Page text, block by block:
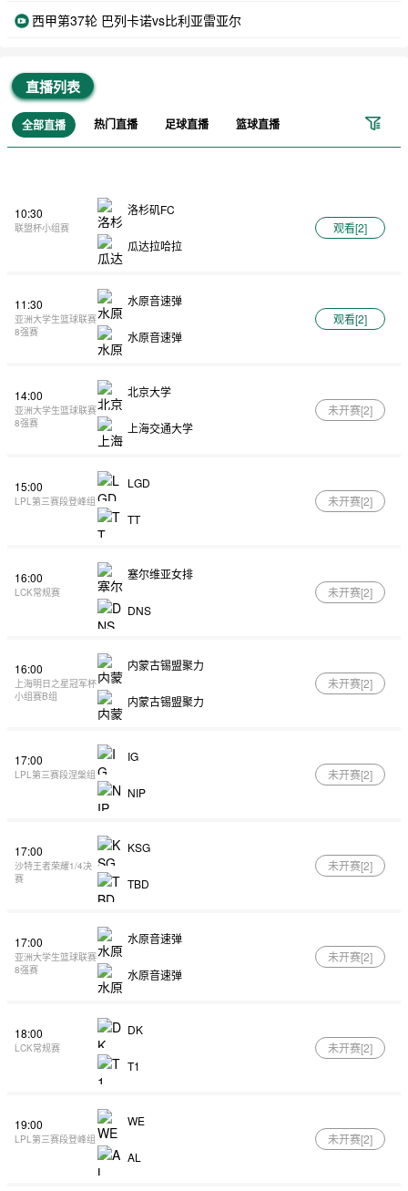
西甲第37轮 巴列卡诺vs比利亚雷亚尔
直播列表
全部直播 热门直播 足球直播 篮球直播
10:30
联盟杯小组赛
洛杉矶FC
瓜达拉哈拉
观看[2]
11:30
亚洲大学生篮球联赛
8强赛
水原音速弹
水原音速弹
观看[2]
14:00
亚洲大学生篮球联赛
8强赛
北京大学
上海交通大学
未开赛[2]
15:00
LPL第三赛段登峰组
LGD
TT
未开赛[2]
16:00
LCK常规赛
塞尔维亚女排
DNS
未开赛[2]
16:00
上海明日之星冠军杯
小组赛B组
内蒙古锡盟聚力
内蒙古锡盟聚力
未开赛[2]
17:00
LPL第三赛段涅槃组
IG
NIP
未开赛[2]
17:00
沙特王者荣耀1/4决
赛
KSG
TBD
未开赛[2]
17:00
亚洲大学生篮球联赛
8强赛
水原音速弹
水原音速弹
未开赛[2]
18:00
LCK常规赛
DK
T1
未开赛[2]
19:00
LPL第三赛段登峰组
WE
AL
未开赛[2]